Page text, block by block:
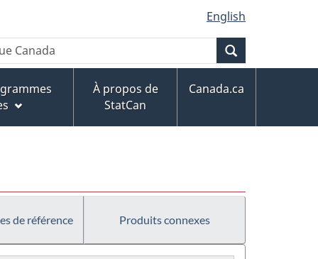
English
À propos de
StatCan
Canada.ca
de référence Produits connexes